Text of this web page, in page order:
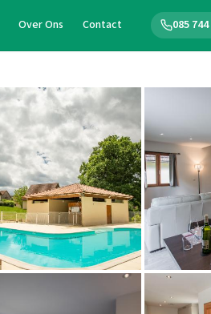
085
Over Ons Contact